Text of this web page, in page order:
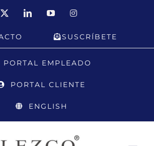
LinkedInYouTubeInstagram
SUSCRÍBETE
PORTAL EMPLEADO
PORTAL CLIENTE
ENGLISH